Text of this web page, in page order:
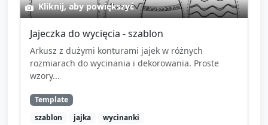
Kliknij, aby powiększyć
Jajeczka do wycięcia - szablon
Arkusz z dużymi konturami jajek w różnych
rozmiarach do wycinania i dekorowania. Proste
wzory...
Template
szablon
jajka wycinanki